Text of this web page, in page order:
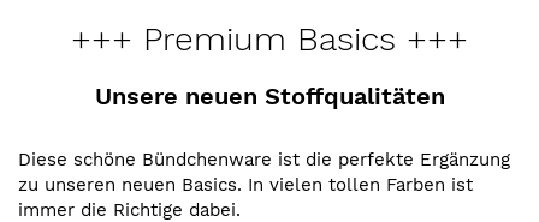
springen+++ Premium Basics +++
Unsere neuen Stoffqualitäten
Diese schöne Bündchenware ist die perfekte Ergänzung
zu unseren neuen Basics. In vielen tollen Farben ist
immer die Richtige dabei.